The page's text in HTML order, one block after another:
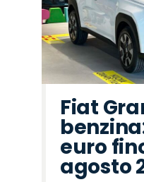
Fiat
euro
agosto